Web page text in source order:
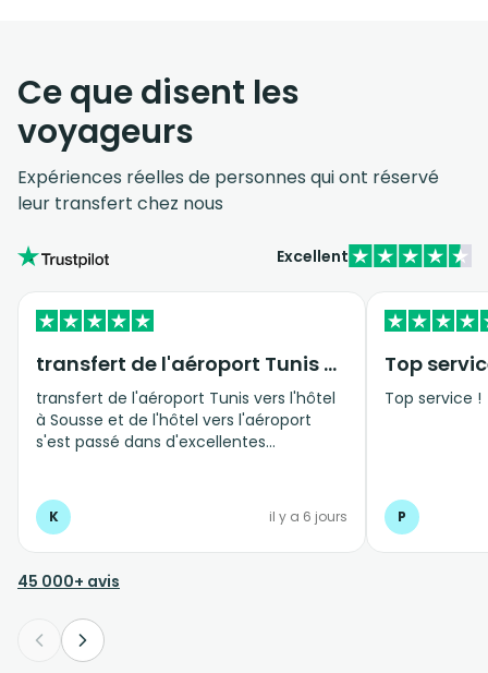
Ce que disent les
voyageurs
Expériences réelles de personnes qui ont réservé
leur transfert chez nous
Excellent
transfert de l'aéroport Tunis vers…
transfert de l'aéroport Tunis vers l'hôtel
à Sousse et de l'hôtel vers l'aéroport
s'est passé dans d'excellentes
K il y a 6 jours
Top
Top service !
P
45 000+ avis